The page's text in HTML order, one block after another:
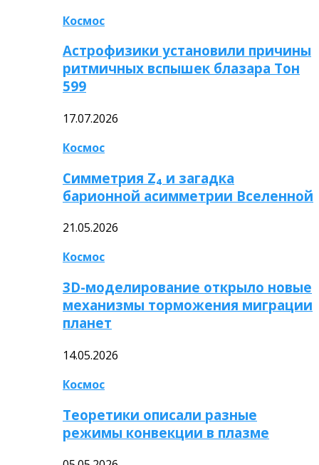
Космос
Астрофизики установили причины
ритмичных вспышек блазара Тон
599
17.07.2026
Космос
Симметрия Z₄ и загадка
барионной асимметрии Вселенной
21.05.2026
Космос
3D-моделирование открыло новые
механизмы торможения миграции
планет
14.05.2026
Космос
Теоретики описали разные
режимы конвекции в плазме